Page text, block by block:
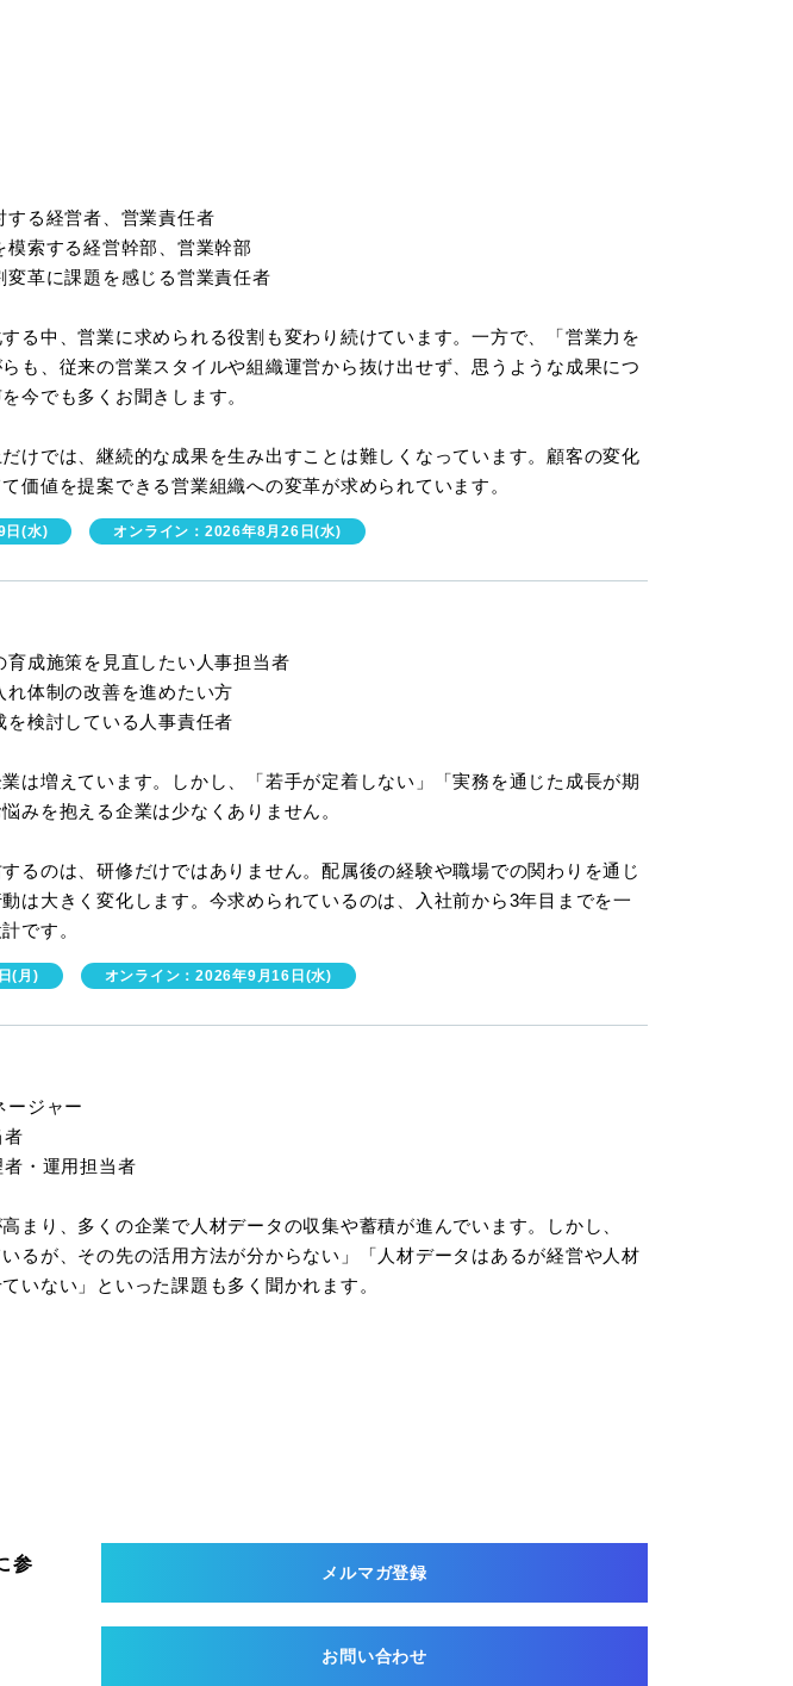
る経営者、営業責任者
索する経営幹部、営業幹部
革に課題を感じる営業責任者
る中、営業に求められる役割も変わり続けています。一方で、「営業力を
も、従来の営業スタイルや組織運営から抜け出せず、思うような成果につ
今でも多くお聞きします。
けでは、継続的な成果を生み出すことは難しくなっています。顧客の変化
価値を提案できる営業組織への変革が求められています。
日(水) オンライン：2026年8月26日(水)
成施策を見直したい人事担当者
体制の改善を進めたい方
検討している人事責任者
は増えています。しかし、「若手が定着しない」「実務を通じた成長が期
みを抱える企業は少なくありません。
るのは、研修だけではありません。配属後の経験や職場での関わりを通じ
は大きく変化します。今求められているのは、入社前から3年目までを一
です。
(月) オンライン：2026年9月16日(水)
ジャー
者
・運用担当者
まり、多くの企業で人材データの収集や蓄積が進んでいます。しかし、
いるが、その先の活用方法が分からない」「人材データはあるが経営や人材
いない」といった課題も多く聞かれます。
参 メルマガ登録
お問い合わせ